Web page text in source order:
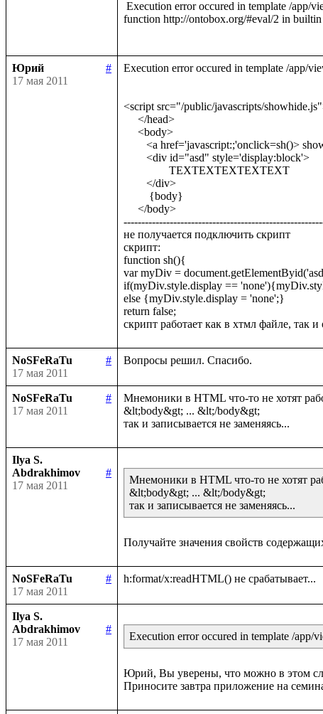
function http://ontobox.org/#eval/2 in
Юрий
#
17 мая 2011
Execution error occured in template /app/
<script src="/public/javascripts/
не получается подключить скрипт
скрипт:
function sh(){
var myDiv =
if(myDiv.style.display ==
else {myDiv.style.display = 'none';}
return false;
NoSFeRaTu
#
17 мая 2011
NoSFeRaTu
#
17 мая 2011
Мнемоники в HTML что-то не хотят
&lt;body&gt; ... &lt;/body&gt;
Ilya S.
Abdrakhimov
#
17 мая 2011
Мнемоники в HTML что-то не хотят
&lt;body&gt; ... &lt;/body&gt;
так и записывается не заменяясь...
NoSFeRaTu
#
17 мая 2011
Ilya S.
Abdrakhimov
#
17 мая 2011
Execution error occured in template /app/
Юрий, Вы уверены, что можно в этом